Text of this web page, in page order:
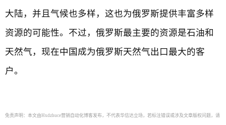
大陆，并且气候也多样，这也为俄罗斯提供丰富多样
资源的可能性。不过，俄罗斯最主要的资源是石油和
天然气，现在中国成为俄罗斯天然气出口最大的客
户。
免责声明：本文由Hxdzhuce营销自动化博客发布，不代表华信达立场，若标注错误或涉及文章版权问题，请